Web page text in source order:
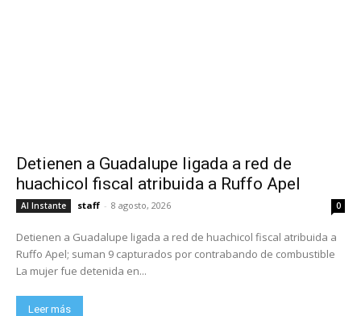
Detienen a Guadalupe ligada a red de
huachicol fiscal atribuida a Ruffo Apel
Al Instante staff - 8 agosto, 2026 0
Detienen a Guadalupe ligada a red de huachicol fiscal atribuida a
Ruffo Apel; suman 9 capturados por contrabando de combustible
La mujer fue detenida en...
Leer más